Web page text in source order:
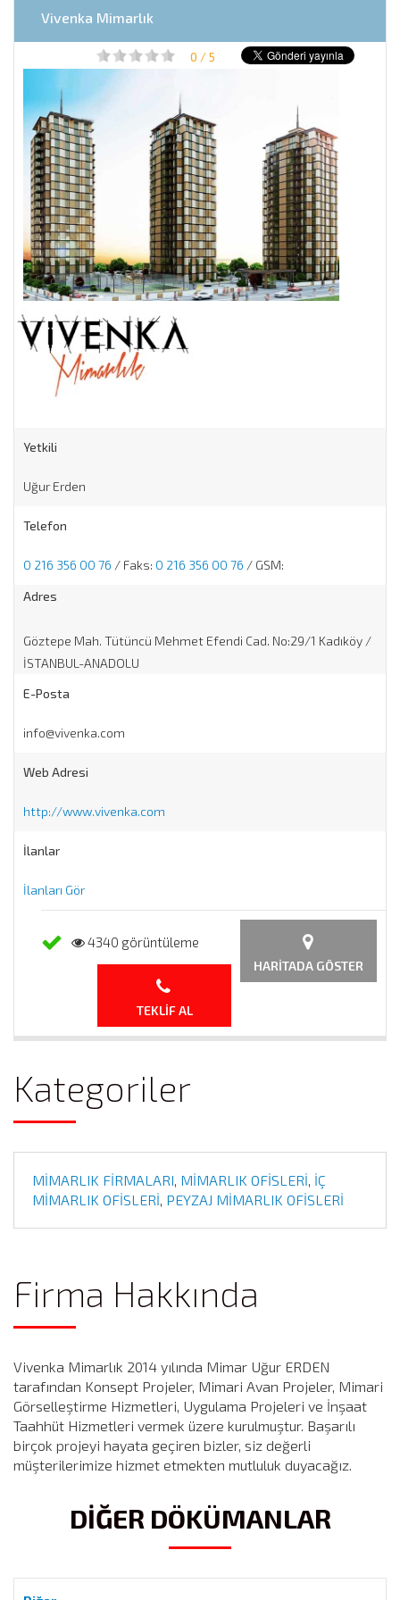
Vivenka Mimarlık
0 / 5
Yetkili
Uğur Erden
Telefon
0 216 356 00 76 / Faks: 0 216 356 00 76 / GSM:
Adres
Göztepe Mah. Tütüncü Mehmet Efendi Cad. No:29/1 Kadıköy /
İSTANBUL-ANADOLU
E-Posta
info@vivenka.com
Web Adresi
http://www.vivenka.com
İlanlar
İlanları Gör
4340 görüntüleme
HARITADA GÖSTER
TEKLIF AL
Kategoriler
MİMARLIK FİRMALARI, MİMARLIK OFİSLERİ, İÇ
MİMARLIK OFİSLERİ, PEYZAJ MİMARLIK OFİSLERİ
Firma Hakkında
Vivenka Mimarlık 2014 yılında Mimar Uğur ERDEN
tarafından Konsept Projeler, Mimari Avan Projeler, Mimari
Görselleştirme Hizmetleri, Uygulama Projeleri ve İnşaat
Taahhüt Hizmetleri vermek üzere kurulmuştur. Başarılı
birçok projeyi hayata geçiren bizler, siz değerli
müşterilerimize hizmet etmekten mutluluk duyacağız.
DİĞER DÖKÜMANLAR